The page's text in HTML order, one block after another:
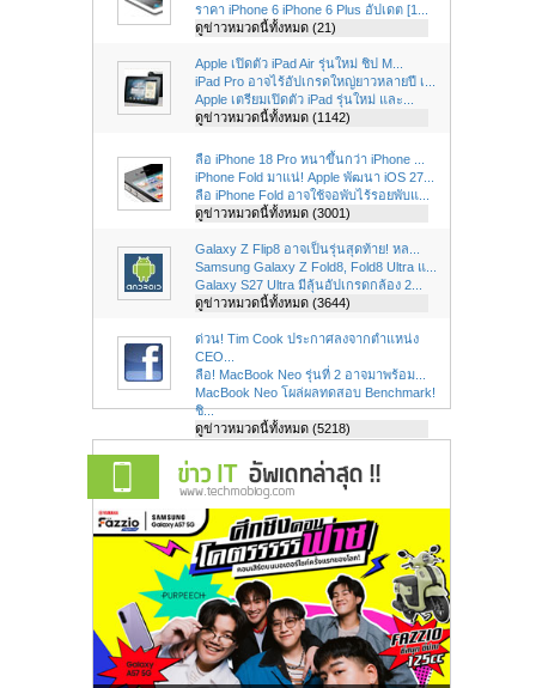
ราคา iPhone 6 iPhone 6 Plus อัปเดต [1...
ดูข่าวหมวดนี้ทั้งหมด (21)
Apple เปิดตัว iPad Air รุ่นใหม่ ชิป M...
iPad Pro อาจไร้อัปเกรดใหญ่ยาวหลายปี เ...
Apple เตรียมเปิดตัว iPad รุ่นใหม่ และ...
ดูข่าวหมวดนี้ทั้งหมด (1142)
ลือ iPhone 18 Pro หนาขึ้นกว่า iPhone ...
iPhone Fold มาแน่! Apple พัฒนา iOS 27...
ลือ iPhone Fold อาจใช้จอพับไร้รอยพับแ...
ดูข่าวหมวดนี้ทั้งหมด (3001)
Galaxy Z Flip8 อาจเป็นรุ่นสุดท้าย! หล...
Samsung Galaxy Z Fold8, Fold8 Ultra แ...
Galaxy S27 Ultra มีลุ้นอัปเกรดกล้อง 2...
ดูข่าวหมวดนี้ทั้งหมด (3644)
ด่วน! Tim Cook ประกาศลงจากตำแหน่ง
CEO...
ลือ! MacBook Neo รุ่นที่ 2 อาจมาพร้อม...
MacBook Neo โผล่ผลทดสอบ Benchmark!
ชิ...
ดูข่าวหมวดนี้ทั้งหมด (5218)